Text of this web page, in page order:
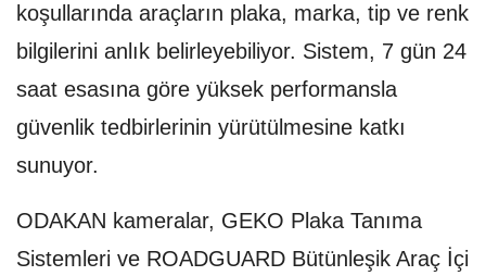
koşullarında araçların plaka, marka, tip ve renk
bilgilerini anlık belirleyebiliyor. Sistem, 7 gün 24
saat esasına göre yüksek performansla
güvenlik tedbirlerinin yürütülmesine katkı
sunuyor.
ODAKAN kameralar, GEKO Plaka Tanıma
Sistemleri ve ROADGUARD Bütünleşik Araç İçi